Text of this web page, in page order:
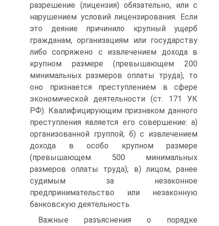
разрешение (лицензия) обязательно, или с
нарушением условий лицензирования. Если
это деяние причинило крупный ущерб
гражданам, организациям или государству
либо сопряжено с извлечением дохода в
крупном размере (превышающем 200
минимальных размеров оплаты труда), то
оно признается преступлением в сфере
экономической деятельности (ст. 171 УК
РФ). Квалифицирующим признаком данного
преступления является его совершение: а)
организованной группой; б) с извлечением
дохода в особо крупном размере
(превышающем 500 минимальных
размеров оплаты труда); в) лицом, ранее
судимым за незаконное
предпринимательство или незаконную
банковскую деятельность.
Важные разъяснения о порядке